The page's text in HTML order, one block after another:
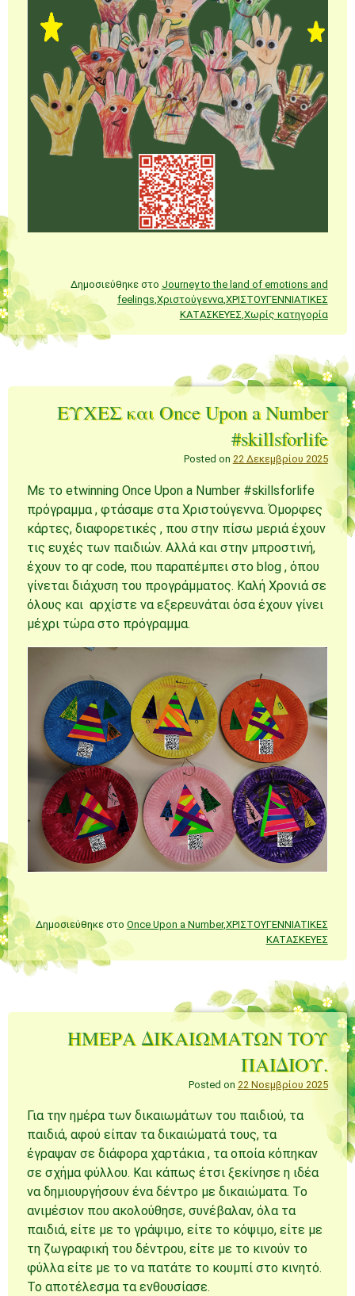
Δημοσιεύθηκε στο Journey to the land of emotions and
feelings,Χριστούγεννα,ΧΡΙΣΤΟΥΓΕΝΝΙΑΤΙΚΕΣ
ΚΑΤΑΣΚΕΥΕΣ,Χωρίς κατηγορία
ΕΥΧΕΣ και Once Upon a Number
#skillsforlife
Posted on 22 Δεκεμβρίου 2025
Με το etwinning Once Upon a Number #skillsforlife
πρόγραμμα , φτάσαμε στα Χριστούγεννα. Όμορφες
κάρτες, διαφορετικές , που στην πίσω μεριά έχουν
τις ευχές των παιδιών. Αλλά και στην μπροστινή,
έχουν το qr code, που παραπέμπει στο blog , όπου
γίνεται διάχυση του προγράμματος. Καλή Χρονιά σε
όλους και αρχίστε να εξερευνάται όσα έχουν γίνει
μέχρι τώρα στο πρόγραμμα.
Δημοσιεύθηκε στο Once Upon a Number,ΧΡΙΣΤΟΥΓΕΝΝΙΑΤΙΚΕΣ
ΚΑΤΑΣΚΕΥΕΣ
ΗΜΕΡΑ ΔΙΚΑΙΩΜΑΤΩΝ ΤΟΥ
ΠΑΙΔΙΟΎ.
Posted on 22 Νοεμβρίου 2025
Για την ημέρα των δικαιωμάτων του παιδιού, τα
παιδιά, αφού είπαν τα δικαιώματά τους, τα
έγραψαν σε διάφορα χαρτάκια , τα οποία κόπηκαν
σε σχήμα φύλλου. Και κάπως έτσι ξεκίνησε η ιδέα
να δημιουργήσουν ένα δέντρο με δικαιώματα. Το
ανιμέσιον που ακολούθησε, συνέβαλαν, όλα τα
παιδιά, είτε με το γράψιμο, είτε το κόψιμο, είτε με
τη ζωγραφική του δέντρου, είτε με το κινούν το
φύλλα είτε με το να πατάτε το κουμπί στο κινητό.
Το αποτέλεσμα τα ενθουσίασε.